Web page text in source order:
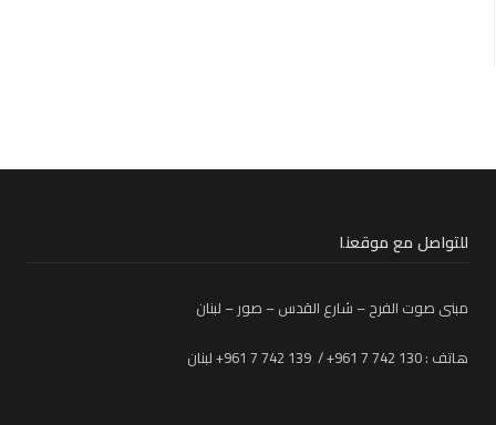
للتواصل مع موقعنا
مبنى صوت الفرح – شارع القدس – صور – لبنان
هاتف : 130 742 7 961+ / 139 742 7 961+ لبنان